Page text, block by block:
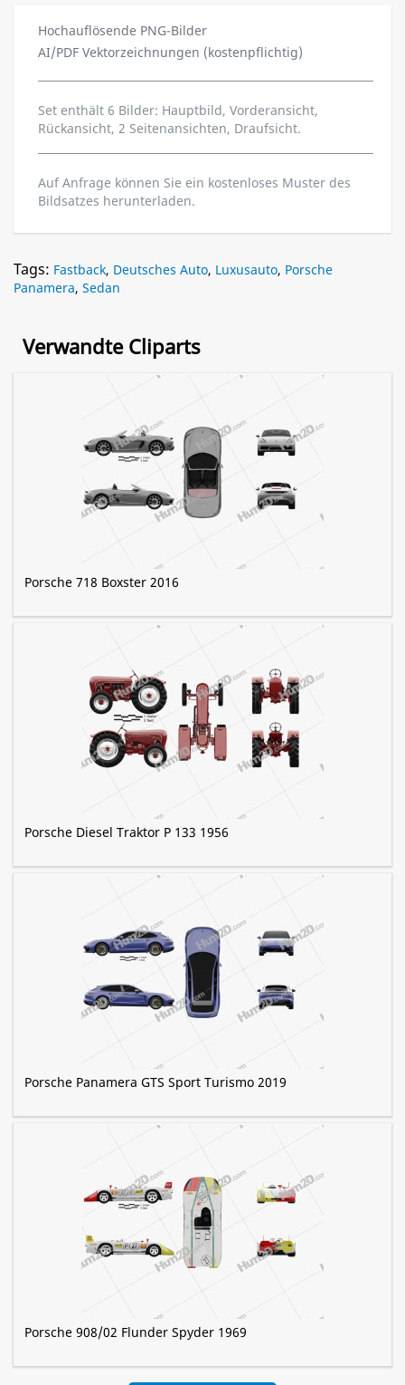
Hochauflösende PNG-Bilder
AI/PDF Vektorzeichnungen (kostenpflichtig)
Set enthält 6 Bilder: Hauptbild, Vorderansicht,
Rückansicht, 2 Seitenansichten, Draufsicht.
Auf Anfrage können Sie ein kostenloses Muster des
Bildsatzes herunterladen.
Tags: Fastback, Deutsches Auto, Luxusauto, Porsche
Panamera, Sedan
Verwandte Cliparts
Porsche 718 Boxster 2016
Porsche Diesel Traktor P 133 1956
Porsche Panamera GTS Sport Turismo 2019
Porsche 908/02 Flunder Spyder 1969